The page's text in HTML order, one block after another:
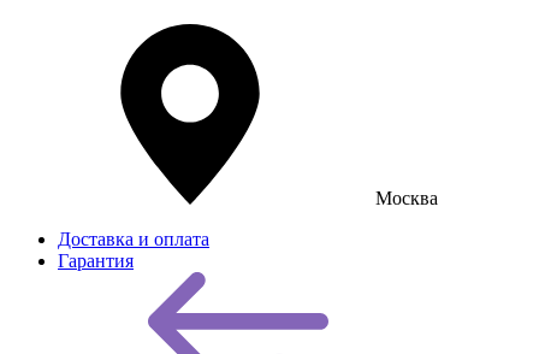
Москва
Доставка и оплата
Гарантия